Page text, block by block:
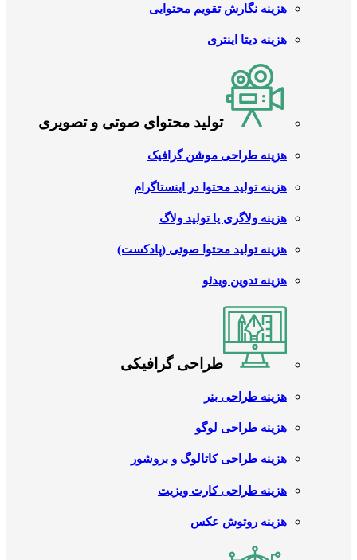
هزینه نگارش تقویم محتوایی
هزینه دیتا اینتری
تولید محتوای صوتی و تصویری
هزینه طراحی موشن گرافیک
هزینه تولید محتوا در اینستاگرام
هزینه ولاگری یا تولید ولاگ
هزینه تولید محتوا صوتی (پادکست)
هزینه تدوین ویدئو
طراحی گرافیکی
هزینه طراحی بنر
هزینه طراحی لوگو
هزینه طراحی کاتالوگ و بروشور
هزینه طراحی کارت ویزیت
هزینه روتوش عکس